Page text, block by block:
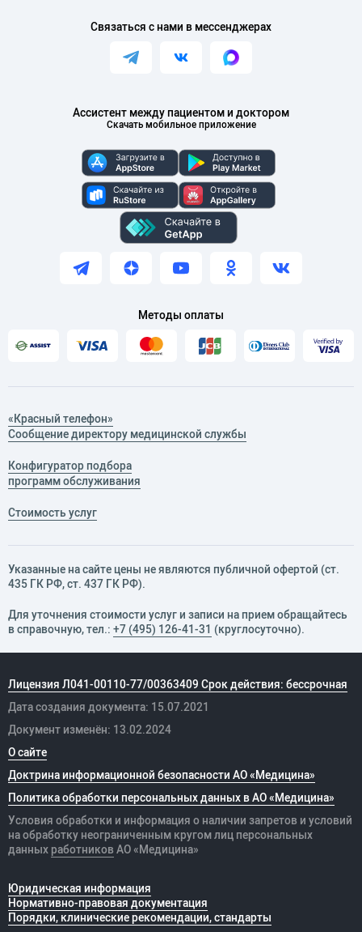
Ассистент между пациентом и доктором
Скачать мобильное приложение
Связаться с нами в мессенджерах
Методы оплаты
«Красный телефон»
Сообщение директору медицинской службы
Конфигуратор подбора
программ обслуживания
Стоимость услуг
Указанные на сайте цены не являются публичной офертой (ст.
435 ГК РФ, cт. 437 ГК РФ).
Для уточнения стоимости услуг и записи на прием обращайтесь
в справочную, тел.: +7 (495) 126-41-31 (круглосуточно).
Лицензия Л041-00110-77/00363409 Срок действия: бессрочная
Дата создания документа: 15.07.2021
Документ изменён: 13.02.2024
О сайте
Доктрина информационной безопасности АО «Медицина»
Политика обработки персональных данных в АО «Медицина»
Условия обработки и информация о наличии запретов и условий
на обработку неограниченным кругом лиц персональных
данных работников АО «Медицина»
Юридическая информация
Нормативно-правовая документация
Порядки, клинические рекомендации, стандарты